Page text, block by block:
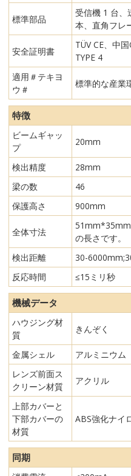
標準部品
受信機 1 台、
本、直角フレ
安全証明書
TÜV CE、中
TYPE 4
適用＃テキヨ
ウ＃
標準的な産業
特徴
ビームギャッ
プ
20mm
検出精度
28mm
梁の数
46
保護高さ
900mm
全体寸法
の長さです。
検出距離
30-
反応時間
≤15ミリ秒
機械データ
ハウジング材
質
きんぞく
金属シェル
アルミニウム
レンズ前面ス
クリーン材質
アクリル
上部カバーと
下部カバーの
材質
ABS強化ナイ
同期